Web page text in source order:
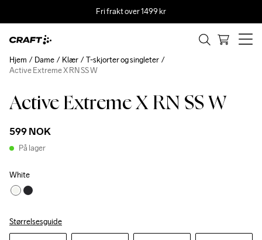
Fri frakt over 1499 kr
Active Extreme X RN SS W
599 NOK
På lager
White
Størrelsesguide
Hjem Dame Klær
T-skjorter og singleter
Active Extreme X RN SS W
Recycled